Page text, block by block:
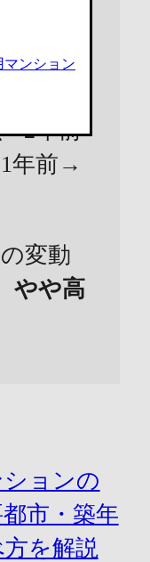
の価格
程
（3年
2年前
年前→
変動
やや高
ションの
市・築年
を解説
マンション